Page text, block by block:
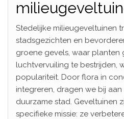
Stedelijke milieugeveltuinen
stadsgezichten en
groene gevels, waar planten
luchtvervuiling te bestrijden,
populariteit. Door flora in
integreren, dragen we bij
duurzame stad. Geveltuinen
specifieke missie: ze